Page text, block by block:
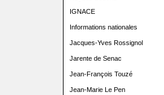
IGNACE
Informations nationales
Jacques-Yves Rossignol
Jarente de Senac
Jean-François Touzé
Jean-Marie Le Pen